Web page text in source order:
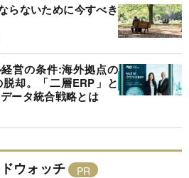
らないために今すべき
営の条件:海外拠点の
脱却。「二層ERP」と
ータ統合戦略とは
ウォッチ